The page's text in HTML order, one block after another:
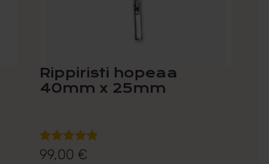
Rippiristi hopeaa
40mm x 25mm
Arvostelu
99,00 €